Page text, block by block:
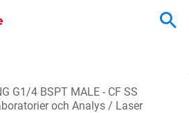
G1/4 BSPT MALE - CF SS
och Analys / Laser